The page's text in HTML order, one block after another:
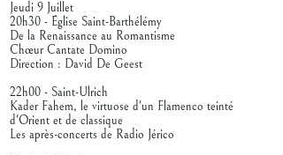
Jeudi 9 Juillet
20h30 - Église Saint-Barthélémy
De la Renaissance au Romantisme
Chœur Cantate Domino
Direction : David De Geest
22h00 - Saint-Ulrich
Kader Fahem, le virtuose d'un Flamenco teinté
d'Orient et de classique
Les après-concerts de Radio Jérico